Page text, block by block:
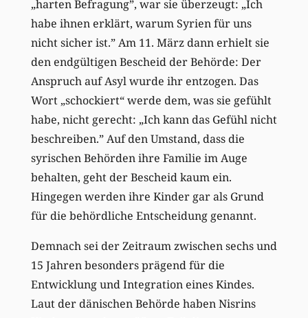
„harten Befragung”, war sie überzeugt: „Ich
habe ihnen erklärt, warum Syrien für uns
nicht sicher ist.” Am 11. März dann erhielt sie
den endgültigen Bescheid der Behörde: Der
Anspruch auf Asyl wurde ihr entzogen. Das
Wort „schockiert“ werde dem, was sie gefühlt
habe, nicht gerecht: „Ich kann das Gefühl nicht
beschreiben.” Auf den Umstand, dass die
syrischen Behörden ihre Familie im Auge
behalten, geht der Bescheid kaum ein.
Hingegen werden ihre Kinder gar als Grund
für die behördliche Entscheidung genannt.
Demnach sei der Zeitraum zwischen sechs und
15 Jahren besonders prägend für die
Entwicklung und Integration eines Kindes.
Laut der dänischen Behörde haben Nisrins